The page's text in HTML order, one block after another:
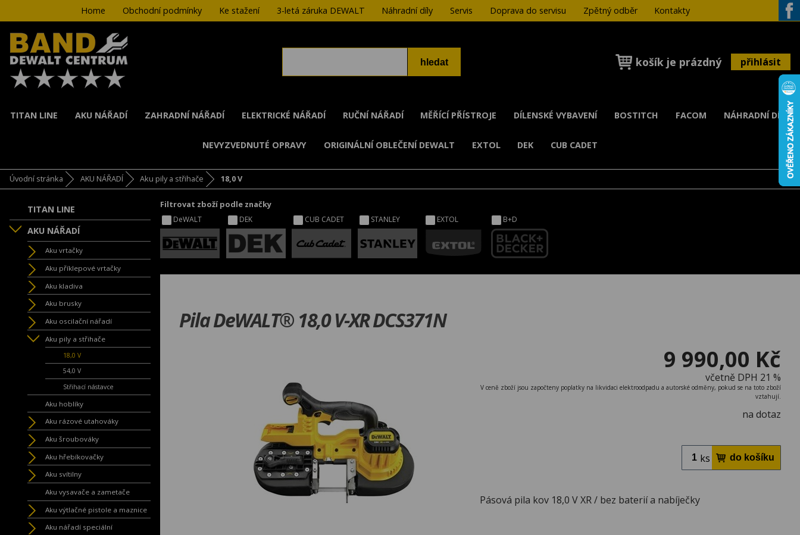
Home Obchodní podmínky Ke stažení 3-letá záruka DEWALT Náhradní díly Servis Doprava do servisu Zpětný odběr
Kontakty
košík je prázdný přihlásit
TITAN LINE AKU NÁŘADÍ ZAHRADNÍ NÁŘADÍ ELEKTRICKÉ NÁŘADÍ RUČNÍ NÁŘADÍ MĚŘÍCÍ PŘÍSTROJE DÍLENSKÉ VYBAVENÍ BOSTITCH FACOM NÁHRADNÍ DÍLY
NEVYZVEDNUTÉ OPRAVY ORIGINÁLNÍ OBLEČENÍ DEWALT EXTOL DEK CUB CADET
Úvodní stránka AKU NÁŘADÍ Aku pily a střihače 18,0 V
TITAN LINE
AKU NÁŘADÍ
Aku vrtačky
Aku příklepové vrtačky
Aku kladiva
Aku brusky
Aku oscilační nářadí
Aku pily a střihače
18,0 V
54,0 V
Střihací nástavce
Aku hoblíky
Aku rázové utahováky
Aku šroubováky
Aku hřebíkovačky
Aku svítilny
Aku vysavače a zametače
Aku výtlačné pistole a maznice
Aku nářadí speciální
Filtrovat zboží podle značky
DeWALT DEK CUB CADET STANLEY EXTOL B+D
Pila DeWALT® 18,0 V-XR DCS371N
9 990,00 Kč
včetně DPH 21 %
V ceně zboží jsou započteny poplatky na likvidaci elektroodpadu a autorské odměny, pokud se na toto zboží
vztahují.
na dotaz
ks
Pásová pila kov 18,0 V XR / bez baterií a nabíječky